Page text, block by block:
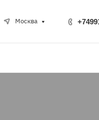
Москва